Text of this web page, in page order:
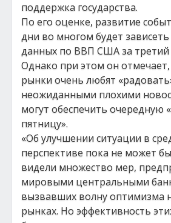
поддержка государства.
По его оценке, развитие
дни во многом будет зависеть
данных по ВВП США за третий
Однако при этом он
рынки очень любят
неожиданными плохими
могут обеспечить очередную
пятницу».
«Об улучшении ситуации в
перспективе пока не может
видели множество мер,
мировыми центральными
вызвавших волну оптимизма
рынках. Но эффективность